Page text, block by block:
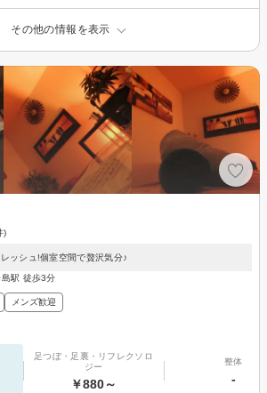
その他の情報を表示
)
ッシュ!個室空間で贅沢気分♪
駅 徒歩3分
メンズ歓迎
足つぼ・足裏・リフレクソロ
ジー
￥880～
整体
-